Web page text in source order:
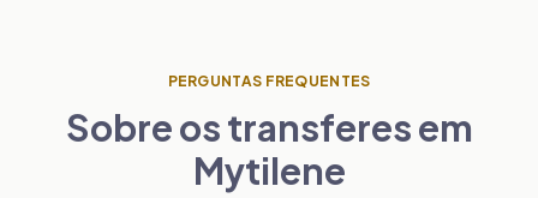
PERGUNTAS FREQUENTES
Sobre os transferes em
Mytilene